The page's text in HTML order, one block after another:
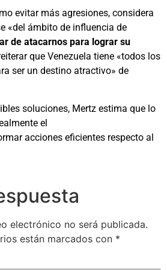
evitar más agresiones, considera
«del ámbito de influencia de
de atacarnos para lograr su
que Venezuela tiene «todos los
ser un destino atractivo» de
soluciones, Mertz estima que lo
el
acciones eficientes respecto al
electrónico no será publicada.
están marcados con *